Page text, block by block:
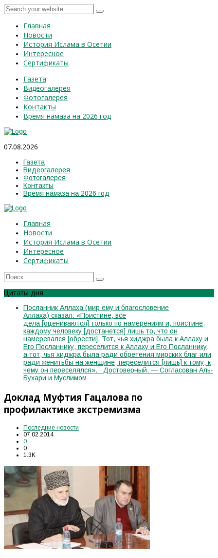
Главная
Новости
История Ислама в Осетии
Интересное
Сертификаты
Газета
Видеогалерея
Фотогалерея
Контакты
Время намаза на 2026 год
07.08.2026
Газета
Видеогалерея
Фотогалерея
Контакты
Время намаза на 2026 год
Главная
Новости
История Ислама в Осетии
Интересное
Сертификаты
Цитаты дня
Посланник Аллаха (мир ему и благословение
Аллаха) сказал: «Поистине, все
дела [оцениваются] только по намерениям и, поистине,
каждому человеку [достанется] лишь то, что он
намеревался [обрести]. Тот, чья хиджра была к Аллаху и
Его Посланнику, переселится к Аллаху и Его Посланнику,
а тот, чья хиджра была ради обретения мирских благ или
ради женитьбы на женщине, переселится [лишь] к тому, к
чему он переселялся». Достоверный. — Согласован Аль-
Бухари и Муслимом
Доклад Муфтия Гацалова по
профилактике экстремизма
Последние новости
07.02.2014
0
0
1.3K